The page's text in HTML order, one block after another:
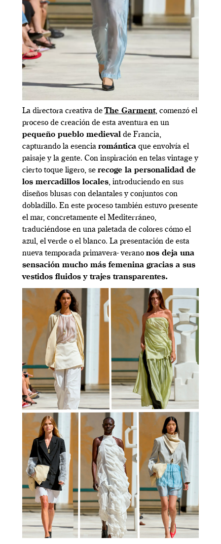
La directora creativa deThe Garment, comenzó el
proceso de creación de esta aventura en un
pequeño pueblo medieval de Francia,
capturando la esencia romántica que envolvía el
paisaje y la gente. Con inspiración en telas vintage y
cierto toque ligero, se recoge la personalidad de
los mercadillos locales, introduciendo en sus
diseños blusas con delantales y conjuntos con
dobladillo. En este proceso también estuvo presente
el mar, concretamente el Mediterráneo,
traduciéndose en una paletada de colores cómo el
azul, el verde o el blanco. La presentación de esta
nueva temporada primavera- verano nos deja una
sensación mucho más femenina gracias a sus
vestidos fluidos y trajes transparentes.